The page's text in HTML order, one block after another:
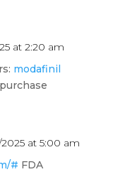
at 2:20 am
modafinil
2025 at 5:00 am
# FDA